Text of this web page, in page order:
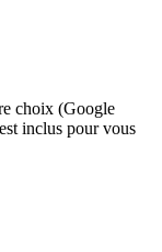
choix (Google
inclus pour vous